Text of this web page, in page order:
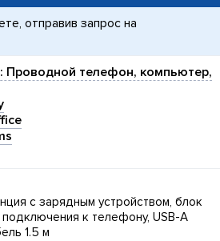
отправив запрос на
Проводной телефон, компьютер,
с зарядным устройством, блок
подключения к телефону, USB-A
1.5 м